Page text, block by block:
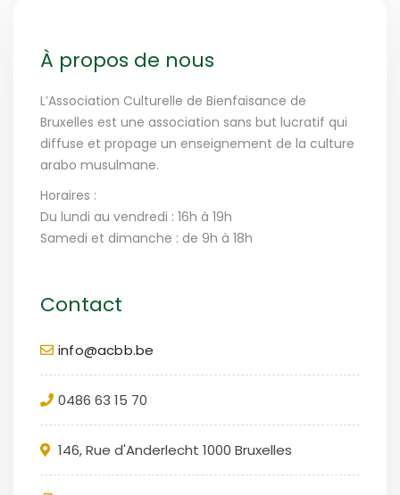
À propos de nous
L’Association Culturelle de Bienfaisance de
Bruxelles est une association sans but lucratif qui
diffuse et propage un enseignement de la culture
arabo musulmane.
Horaires :
Du lundi au vendredi : 16h à 19h
Samedi et dimanche : de 9h à 18h
Contact
info@acbb.be
0486 63 15 70
146, Rue d'Anderlecht 1000 Bruxelles